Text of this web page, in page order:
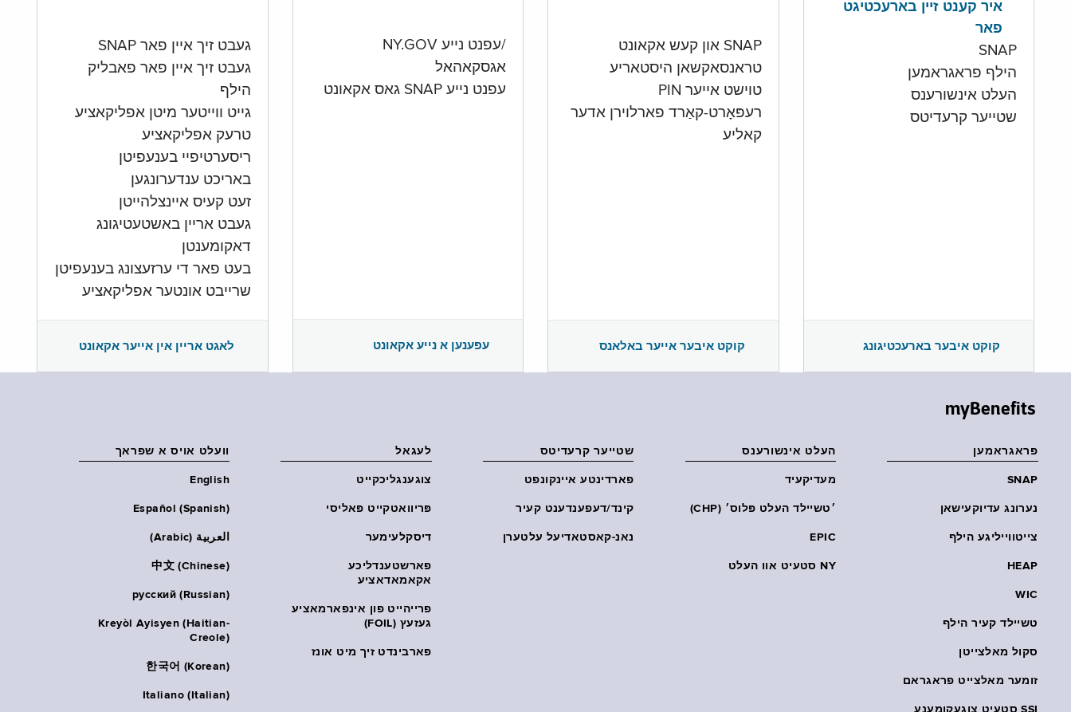
געבט זיך איין פאר SNAP
געבט זיך איין פאר פאבליק
הילף
גייט ווייטער מיטן אפליקאציע
טרעק אפליקאציע
ריסערטיפיי בענעפיטן
באריכט ענדערונגען
זעט קעיס איינצלהייטן
געבט אריין באשטעטיגונג
דאקומענטן
בעט פאר די ערזעצונג בענעפיטן
שרייבט אונטער אפליקאציע
לאגט אריין אין אייער אקאונט
/עפנט נייע NY.GOV
אגסקאהאל
עפנט נייע SNAP גאס אקאונט
עפענען א נייע אקאונט
SNAP און קעש אקאונט
טראנסאקשאן היסטאריע
טוישט אייער PIN
רעפּאָרט-קאַרד פארלוירן אדער
קאליע
קוקט איבער אייער באלאנס
איר קענט זיין בארעכטיגט
פאר
SNAP
הילף פראגראמען
העלט אינשורענס
שטייער קרעדיטס
קוקט איבער בארעכטיגונג
myBenefits
פראגראמען
SNAP
נערונג עדיוקעישאן
צייטווייליגע הילף
HEAP
WIC
טשיילד קעיר הילף
סקול מאלצייטן
זומער מאלצייט פראגראם
SSI סטעיט צוגעקומענע
העלט אינשורענס
מעדיקעיד
׳טשיילד העלט פּלוס׳ (CHP)
EPIC
NY סטעיט אוו העלט
שטייער קרעדיטס
פארדינטע איינקונפט
קינד/דעפענדענט קעיר
נאנ-קאסטאדיעל עלטערן
לעגאל
צוגענגליכקייט
פּריוואטקייט פּאליסי
דיסקלעימער
פארשטענדליכע
אקאמאדאציע
פרייהייט פון אינפארמאציע
געזעץ (FOIL)
פארבינדט זיך מיט אונז
וועלט אויס א שפראך
English
Español (Spanish)
العربية (Arabic)
中文 (Chinese)
русский (Russian)
Kreyòl Ayisyen (Haitian-
Creole)
한국어 (Korean)
Italiano (Italian)